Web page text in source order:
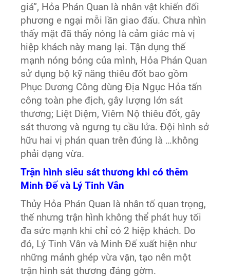
giá”, Hỏa Phán Quan là nhân vật khiến đối
phương e ngại mỗi lần giao đấu. Chưa nhìn
thấy mặt đã thấy nóng là cảm giác mà vị
hiệp khách này mang lại. Tận dụng thế
mạnh nóng bỏng của mình, Hỏa Phán Quan
sử dụng bộ kỹ năng thiêu đốt bao gồm
Phục Dương Công dùng Địa Ngục Hỏa tấn
công toàn phe địch, gây lượng lớn sát
thương; Liệt Diệm, Viêm Nộ thiêu đốt, gây
sát thương và ngưng tụ cầu lửa. Đội hình sở
hữu hai vị phán quan trên đúng là …không
phải dạng vừa.
Trận hình siêu sát thương khi có thêm
Minh Đế và Lý Tinh Vân
Thủy Hỏa Phán Quan là nhân tố quan trọng,
thế nhưng trận hình không thể phát huy tối
đa sức mạnh khi chỉ có 2 hiệp khách. Do
đó, Lý Tinh Vân và Minh Đế xuất hiện như
những mảnh ghép vừa vặn, tạo nên một
trận hình sát thương đáng gờm.